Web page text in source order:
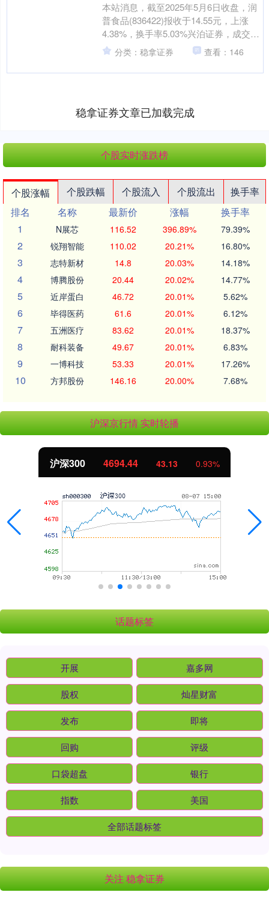
本站消息，截至2025年5月6日收盘，润
普食品(836422)报收于14.55元，上涨
4.38%，换手率5.03%兴泊证券，成交量
3.33万手，成交额4759.....
分类：稳拿证券 查看：146
稳拿证券文章已加载完成
个股实时涨跌榜
个股涨幅 个股跌幅 个股流入 个股流出
换手率
排名
名称 最新价 涨幅
换手率
1
N展芯 116.52 396.89% 79.39%
2 锐翔智能 110.02 20.21% 16.80%
3 志特新材 14.8 20.03% 14.18%
4 博腾股份 20.44 20.02% 14.77%
5 近岸蛋白 46.72 20.01% 5.62%
6 毕得医药 61.6 20.01% 6.12%
7 五洲医疗 83.62 20.01% 18.37%
8 耐科装备 49.67 20.01% 6.83%
9 一博科技 53.33 20.01% 17.26%
10 方邦股份 146.16 20.00% 7.68%
沪深京行情 实时轮播
沪深300 4694.44 43.13 0.93%
话题标签
开展 嘉多网
股权 灿星财富
发布 即将
回购 评级
口袋超盘 银行
指数 美国
全部话题标签
关注 稳拿证券